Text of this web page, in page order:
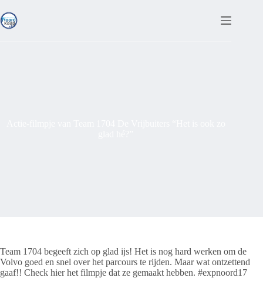
naar
de
Team 1704 begeeft zich op glad ijs! Het is nog hard werken om de
Volvo goed en snel over het parcours te rijden. Maar wat ontzettend
gaaf!! Check hier het filmpje dat ze gemaakt hebben. #expnoord17